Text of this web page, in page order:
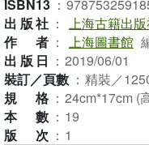
ISBN13 ：
出版社 ： 上海古籍出
作者 ： 上海圖書館
出版日 ： 2019/06/01
裝訂／頁數 ： 精裝／
規格 ： 24cm*17cm (
本數 ： 19
版次 ： 1